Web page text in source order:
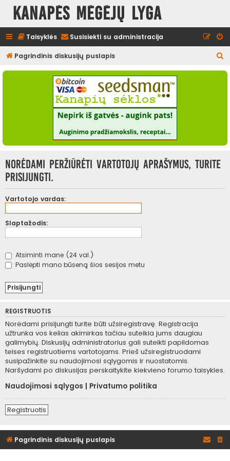
Kanapės mėgėjų lyga
Taisyklės Susisiekti su administracija
Pagrindinis diskusijų puslapis
e
Norėdami peržiūrėti vartotojų aprašymus, turite
prisijungti.
Vartotojo vardas:
Slaptažodis:
Atsiminti mane (24 val.)
Paslėpti mano būseną šios sesijos metu
REGISTRUOTIS
Norėdami prisijungti turite būti užsiregistravę. Registracija
užtrunka vos kelias akimirkas tačiau suteikia jums daugiau
galimybių. Diskusijų administratorius gali suteikti papildomas
teises registruotiems vartotojams. Prieš užsiregistruodami
susipažinkite su naudojimosi sąlygomis ir nuostatomis.
Naršydami po diskusijas perskaitykite kiekvieno forumo taisykles.
Naudojimosi sąlygos
Privatumo politika
Registruotis
Pagrindinis diskusijų puslapis